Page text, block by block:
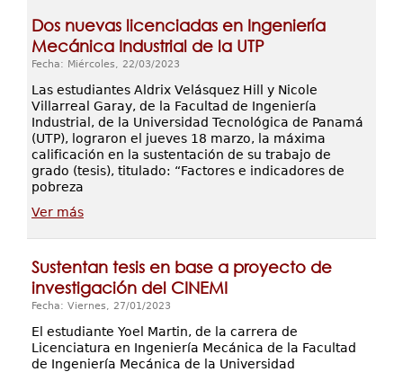
Dos nuevas licenciadas en Ingeniería
Mecánica Industrial de la UTP
Fecha: Miércoles, 22/03/2023
Las estudiantes Aldrix Velásquez Hill y Nicole
Villarreal Garay, de la Facultad de Ingeniería
Industrial, de la Universidad Tecnológica de Panamá
(UTP), lograron el jueves 18 marzo, la máxima
calificación en la sustentación de su trabajo de
grado (tesis), titulado: “Factores e indicadores de
pobreza
Ver más
Sustentan tesis en base a proyecto de
investigación del CINEMI
Fecha: Viernes, 27/01/2023
El estudiante Yoel Martin, de la carrera de
Licenciatura en Ingeniería Mecánica de la Facultad
de Ingeniería Mecánica de la Universidad